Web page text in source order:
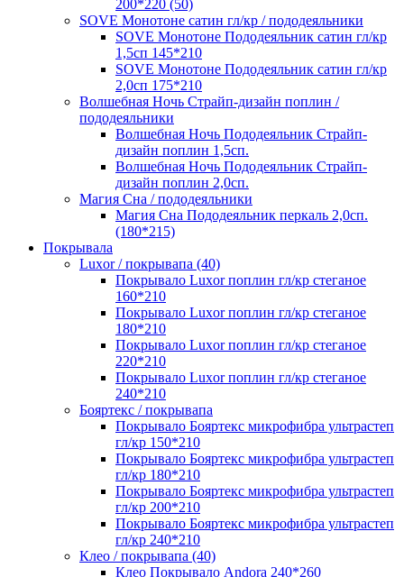
200*220 (50)
SOVE Монотоне сатин гл/кр / пододеяльники
SOVE Монотоне Пододеяльник сатин гл/кр
1,5сп 145*210
SOVE Монотоне Пододеяльник сатин гл/кр
2,0сп 175*210
Волшебная Ночь Страйп-дизайн поплин /
пододеяльники
Волшебная Ночь Пододеяльник Страйп-
дизайн поплин 1,5сп.
Волшебная Ночь Пододеяльник Страйп-
дизайн поплин 2,0сп.
Магия Сна / пододеяльники
Магия Сна Пододеяльник перкаль 2,0сп.
(180*215)
Покрывала
Luxor / покрывапа (40)
Покрывало Luxor поплин гл/кр стеганое
160*210
Покрывало Luxor поплин гл/кр стеганое
180*210
Покрывало Luxor поплин гл/кр стеганое
220*210
Покрывало Luxor поплин гл/кр стеганое
240*210
Бояртекс / покрывапа
Покрывало Бояртекс микрофибра ультрастеп
гл/кр 150*210
Покрывало Бояртекс микрофибра ультрастеп
гл/кр 180*210
Покрывало Бояртекс микрофибра ультрастеп
гл/кр 200*210
Покрывало Бояртекс микрофибра ультрастеп
гл/кр 240*210
Клео / покрывапа (40)
Клео Покрывало Andora 240*260